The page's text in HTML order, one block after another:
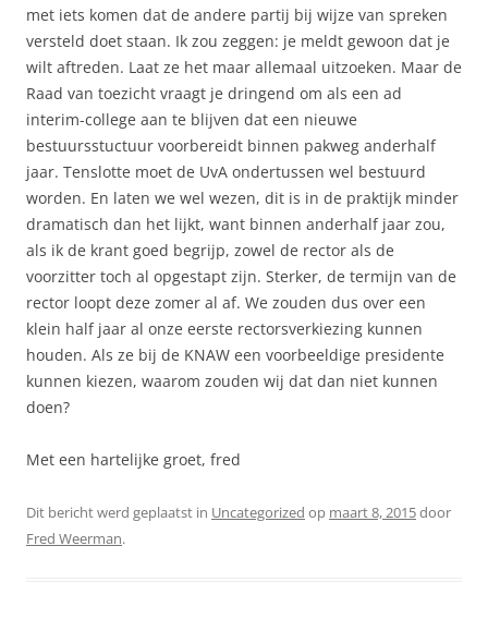
met iets komen dat de andere partij bij wijze van spreken
versteld doet staan. Ik zou zeggen: je meldt gewoon dat je
wilt aftreden. Laat ze het maar allemaal uitzoeken. Maar de
Raad van toezicht vraagt je dringend om als een ad
interim-college aan te blijven dat een nieuwe
bestuursstuctuur voorbereidt binnen pakweg anderhalf
jaar. Tenslotte moet de UvA ondertussen wel bestuurd
worden. En laten we wel wezen, dit is in de praktijk minder
dramatisch dan het lijkt, want binnen anderhalf jaar zou,
als ik de krant goed begrijp, zowel de rector als de
voorzitter toch al opgestapt zijn. Sterker, de termijn van de
rector loopt deze zomer al af. We zouden dus over een
klein half jaar al onze eerste rectorsverkiezing kunnen
houden. Als ze bij de KNAW een voorbeeldige presidente
kunnen kiezen, waarom zouden wij dat dan niet kunnen
doen?
Met een hartelijke groet, fred
Dit bericht werd geplaatst in Uncategorized op maart 8, 2015door
Fred Weerman.